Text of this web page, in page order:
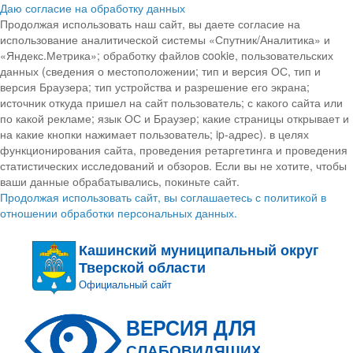
Даю согласие на обработку данных
Продолжая использовать наш сайт, вы даете согласие на
использование аналитической системы «Спутник/Аналитика» и
«Яндекс.Метрика»; обработку файлов cookie, пользовательских
данных (сведения о местоположении; тип и версия ОС, тип и
версия Браузера; тип устройства и разрешение его экрана;
источник откуда пришел на сайт пользователь; с какого сайта или
по какой рекламе; язык ОС и Браузер; какие страницы открывает и
на какие кнопки нажимает пользователь; ip-адрес). в целях
функционирования сайта, проведения ретаргетинга и проведения
статистических исследований и обзоров. Если вы не хотите, чтобы
ваши данные обрабатывались, покиньте сайт.
Продолжая использовать сайт, вы соглашаетесь с политикой в
отношении обработки персональных данных.